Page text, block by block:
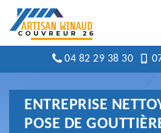
04 82 29 38 30
ENTREPRISE
POSE DE